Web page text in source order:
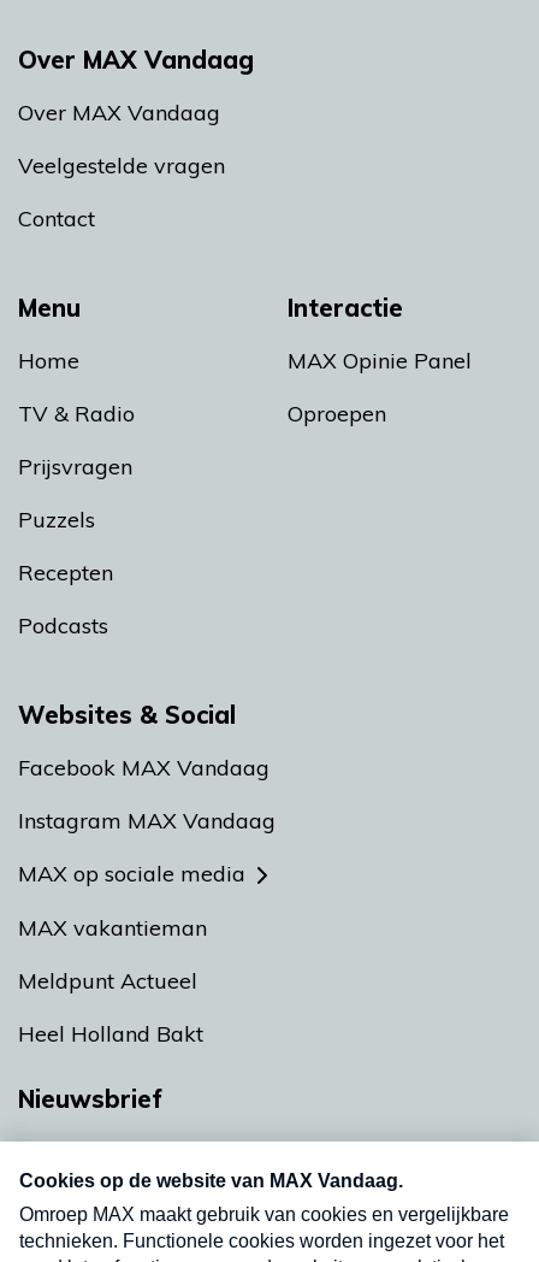
Menu
Home
TV & Radio
Prijsvragen
Puzzels
Recepten
Podcasts
Interactie
MAX Opinie Panel
Oproepen
Over MAX Vandaag
Over MAX Vandaag
Veelgestelde vragen
Contact
Websites & Social
Facebook MAX Vandaag
Instagram MAX Vandaag
MAX op sociale media
MAX vakantieman
Meldpunt Actueel
Heel Holland Bakt
Nieuwsbrief
nieuwsbrief. Elke vrijdag- en dinsdagochtend in
uw mailbox.